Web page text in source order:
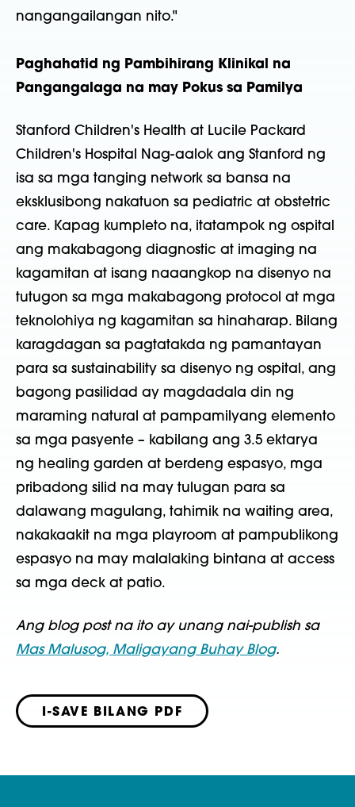
nangangailangan nito."
Paghahatid ng Pambihirang Klinikal na
Pangangalaga na may Pokus sa Pamilya
Stanford Children's Health at Lucile Packard
Children's Hospital Nag-aalok ang Stanford ng
isa sa mga tanging network sa bansa na
eksklusibong nakatuon sa pediatric at obstetric
care. Kapag kumpleto na, itatampok ng ospital
ang makabagong diagnostic at imaging na
kagamitan at isang naaangkop na disenyo na
tutugon sa mga makabagong protocol at mga
teknolohiya ng kagamitan sa hinaharap. Bilang
karagdagan sa pagtatakda ng pamantayan
para sa sustainability sa disenyo ng ospital, ang
bagong pasilidad ay magdadala din ng
maraming natural at pampamilyang elemento
sa mga pasyente – kabilang ang 3.5 ektarya
ng healing garden at berdeng espasyo, mga
pribadong silid na may tulugan para sa
dalawang magulang, tahimik na waiting area,
nakakaakit na mga playroom at pampublikong
espasyo na may malalaking bintana at access
sa mga deck at patio.
Ang blog post na ito ay unang nai-publish sa
Mas Malusog, Maligayang Buhay Blog.
I-SAVE BILANG PDF